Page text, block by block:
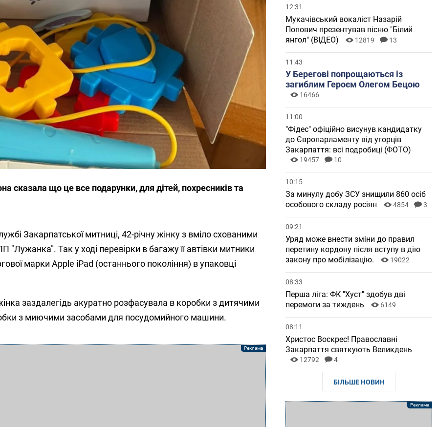
сказала що це все подарунки, для дітей, похресників та
Закарпатської митниці, 42-річну жінку з вміло схованими
Так у ході перевірки в багажу її автівки митники
марки Apple iPad (останнього покоління) в упаковці
заздалегідь акуратно розфасувала в коробки з дитячими
з миючими засобами для посудомийного машини.
12:31
Мукачівський вокаліст Назарій
Попович презентував пісню "Білий
янгол" (ВІДЕО)
12819 13
11:43
У Берегові попрощаються із
загиблим Героєм Олегом Бецою
16466
11:00
"Фідес" офіційно висунув кандидатку
до Європарламенту від угорців
Закарпаття: всі подробиці (ФОТО)
19457 10
10:15
За минулу добу ЗСУ знищили 860 осіб
особового складу росіян
4854 3
09:21
Уряд може внести зміни до правил
перетину кордону після вступу в дію
закону про мобілізацію.
19022
08:33
Перша ліга: ФК "Хуст" здобув дві
перемоги за тиждень
6149
08:11
Христос Воскрес! Православні
Закарпаття святкують Великдень
12792 4
БІЛЬШЕ НОВИН